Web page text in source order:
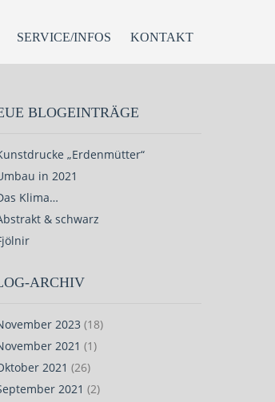
SERVICE/INFOS KONTAKT
BLOGEINTRÄGE
„Erdenmütter“
in 2021
Klima…
& schwarz
ARCHIV
2023 (18)
2021 (1)
2021 (26)
2021 (2)